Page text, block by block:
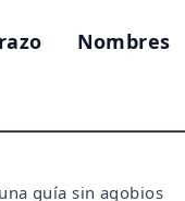
Nombres
guía sin agobios